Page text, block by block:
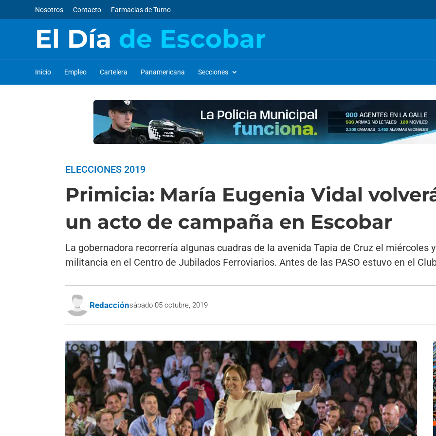
Nosotros Contacto Farmacias de Turno
El Día de Escobar
Inicio Empleo Cartelera Panamericana Secciones
ELECCIONES 2019
Primicia: María Eugenia Vidal
un acto de campaña en Escobar
La gobernadora recorrería algunas cuadras de la avenida Tapia de Cruz el miércoles
militancia en el Centro de Jubilados Ferroviarios. Antes de las PASO estuvo en el
Redacciónsábado 05 octubre, 2019